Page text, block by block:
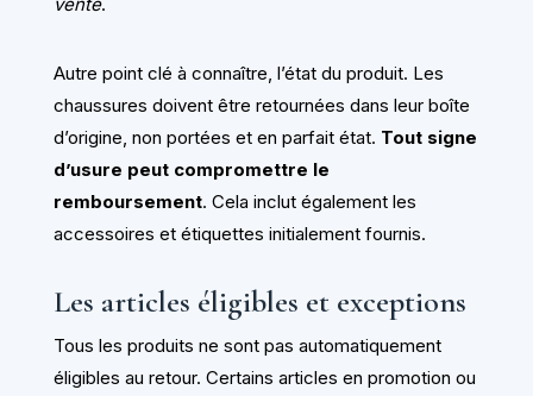
Autre point clé à connaître, l’état du produit. Les
chaussures doivent être retournées dans leur boîte
d’origine, non portées et en parfait état. Tout signe
d’usure peut compromettre le
remboursement. Cela inclut également les
accessoires et étiquettes initialement fournis.
Les articles éligibles et exceptions
Tous les produits ne sont pas automatiquement
éligibles au retour. Certains articles en promotion ou